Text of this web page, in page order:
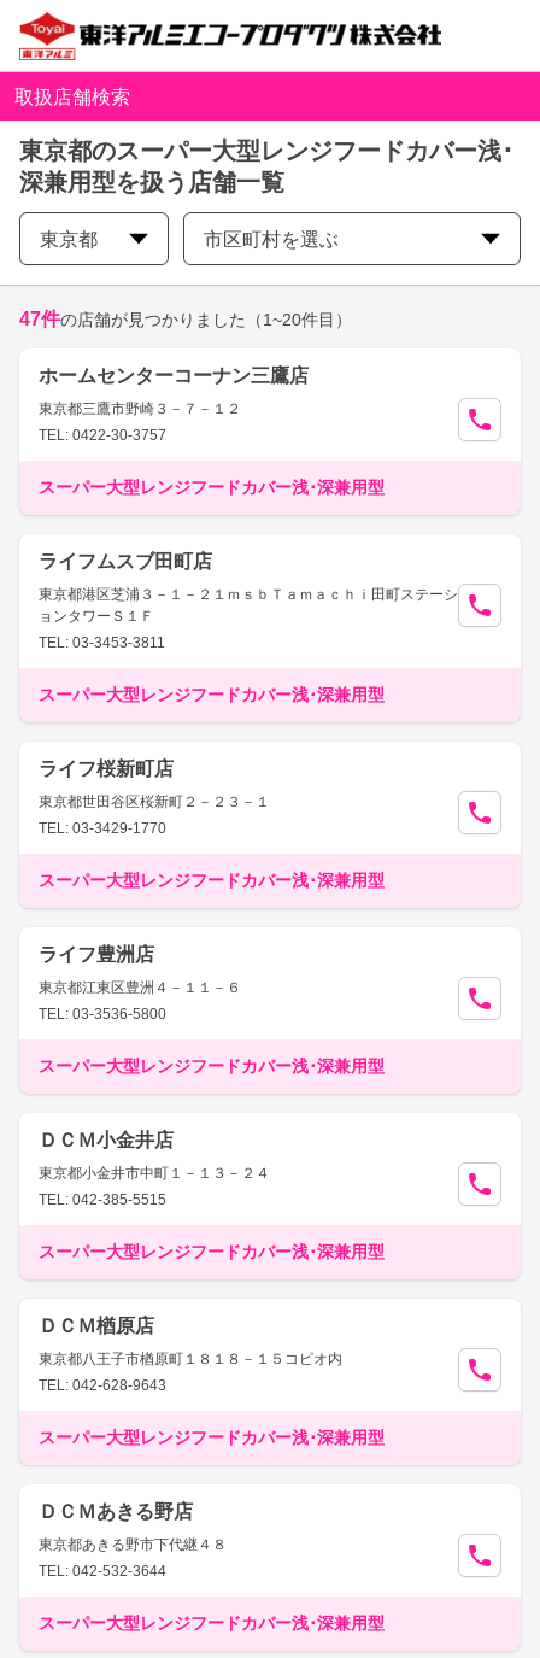
取扱店舗検索
東京都のスーパー大型レンジフードカバー浅･
深兼用型を扱う店舗一覧
東京都 市区町村を選ぶ
47件の店舗が見つかりました （1~20件目）
ホームセンターコーナン三鷹店
東京都三鷹市野崎３－７－１２
TEL: 0422-30-3757
スーパー大型レンジフードカバー浅･深兼用型
ライフムスブ田町店
東京都港区芝浦３－１－２１ｍｓｂＴａｍａｃｈｉ田町ステーシ
ョンタワーＳ１Ｆ
TEL: 03-3453-3811
スーパー大型レンジフードカバー浅･深兼用型
ライフ桜新町店
東京都世田谷区桜新町２－２３－１
TEL: 03-3429-1770
スーパー大型レンジフードカバー浅･深兼用型
ライフ豊洲店
東京都江東区豊洲４－１１－６
TEL: 03-3536-5800
スーパー大型レンジフードカバー浅･深兼用型
ＤＣＭ小金井店
東京都小金井市中町１－１３－２４
TEL: 042-385-5515
スーパー大型レンジフードカバー浅･深兼用型
ＤＣＭ楢原店
東京都八王子市楢原町１８１８－１５コピオ内
TEL: 042-628-9643
スーパー大型レンジフードカバー浅･深兼用型
ＤＣＭあきる野店
東京都あきる野市下代継４８
TEL: 042-532-3644
スーパー大型レンジフードカバー浅･深兼用型